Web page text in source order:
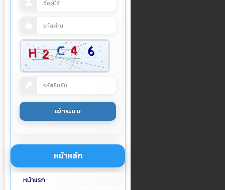
หน้าหลัก
หน้าแรก